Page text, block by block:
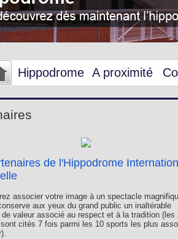
Hippodrome A proximité
de l'Hippodrome
associer votre image à un spectacle
aux yeux du grand public un inaltérable
valeur associé au respect et à la tradition (les
sont cités 7 fois parmi les 10 sports les plus